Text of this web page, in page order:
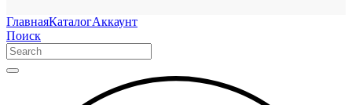
ГлавнаяКаталогАккаунт
Поиск